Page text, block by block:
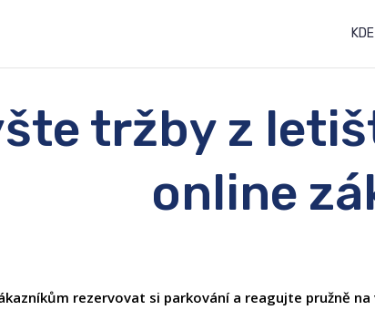
tržby z
online
rezervovat si parkování a reagujte pružně